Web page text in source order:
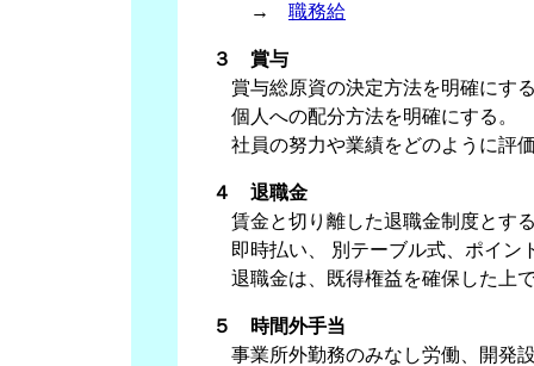
→ 職務給
３ 賞与
賞与総原資の決定方法を明確にす
個人への配分方法を明確にする。
社員の努力や業績をどのように評
４ 退職金
賃金と切り離した退職金制度とす
即時払い、 別テーブル式、ポイン
退職金は、既得権益を確保した上
５ 時間外手当
事業所外勤務のみなし労働、開発